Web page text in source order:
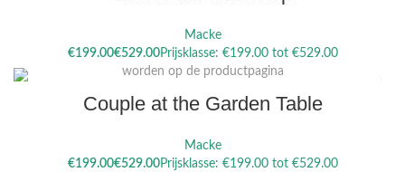
Macke
€
€
Dit product heeft meerdere variaties. Deze optie kan gekozen
worden op de productpagina
Couple at the Garden Table
Macke
€
€
Dit product heeft meerdere variaties. Deze optie kan gekozen